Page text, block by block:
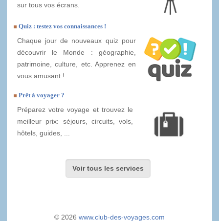
sur tous vos écrans.
Quiz : testez vos connaissances !
Chaque jour de nouveaux quiz pour
découvrir le Monde : géographie,
patrimoine, culture, etc. Apprenez en
vous amusant !
Prêt à voyager ?
Préparez votre voyage et trouvez le
meilleur prix: séjours, circuits, vols,
hôtels, guides, ...
Voir tous les services
© 2026 www.club-des-voyages.com